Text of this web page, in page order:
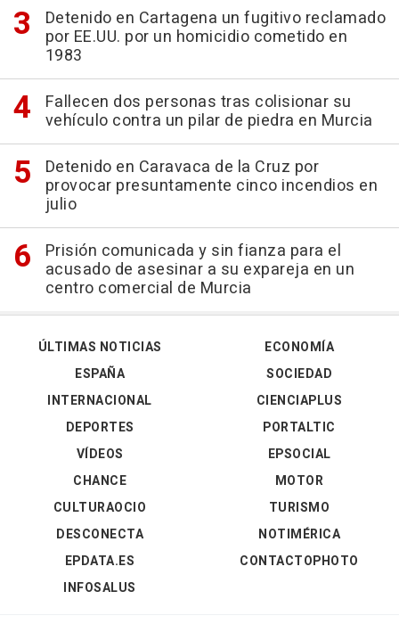
Detenido en Cartagena un fugitivo reclamado
por EE.UU. por un homicidio cometido en
1983
Fallecen dos personas tras colisionar su
vehículo contra un pilar de piedra en Murcia
Detenido en Caravaca de la Cruz por
provocar presuntamente cinco incendios en
julio
Prisión comunicada y sin fianza para el
acusado de asesinar a su expareja en un
centro comercial de Murcia
ÚLTIMAS NOTICIAS
ESPAÑA
INTERNACIONAL
DEPORTES
VÍDEOS
ECONOMÍA
SOCIEDAD
CIENCIAPLUS
PORTALTIC
EPSOCIAL
CHANCE
CULTURAOCIO
DESCONECTA
EPDATA.ES
INFOSALUS
MOTOR
TURISMO
NOTIMÉRICA
CONTACTOPHOTO